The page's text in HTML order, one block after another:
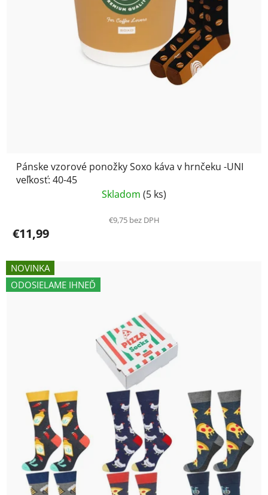
Pánske vzorové ponožky Soxo káva v hrnčeku -UNI
veľkosť: 40-45
Skladom (5 ks)
€9,75 bez DPH
€11,99
NOVINKA
ODOSIELAME IHNEĎ